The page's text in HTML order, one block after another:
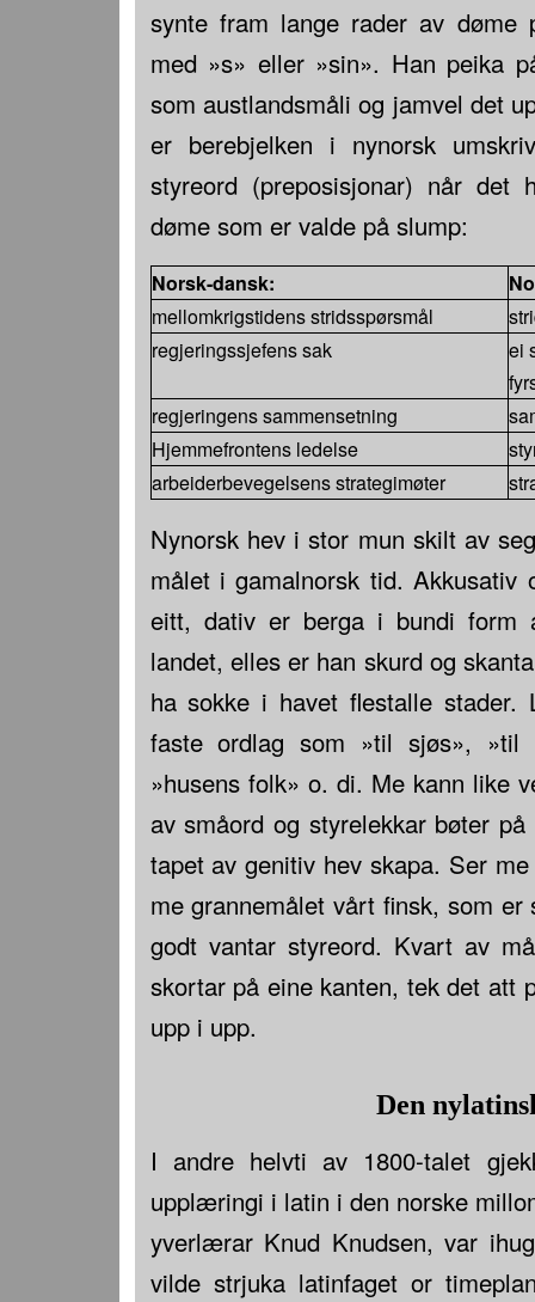
synte fram lange rader av døme
med »s» eller »sin». Han peika
som austlandsmåli og jamvel det
er berebjelken i nynorsk
styreord (preposisjonar) når
døme som er valde på slump:
Norsk-dansk:
mellomkrigstidens stridsspørsmål
regjeringssjefens sak
ei
regjeringens sammensetning
Hjemmefrontens ledelse
arbeiderbevegelsens strategimøter
Nynorsk hev i stor mun skilt av
målet i gamalnorsk tid.
eitt, dativ er berga i bundi form
landet, elles er han skurd og
ha sokke i havet flestalle
faste ordlag som »til sjøs», »til
»husens folk» o. di. Me kann like
av småord og styrelekkar bøter
tapet av genitiv hev skapa. Ser
me grannemålet vårt finsk, som
godt vantar styreord. Kvart av
skortar på eine kanten, tek det att
upp i upp.
Den
I andre helvti av 1800-talet
upplæringi i latin i den norske
yverlærar Knud Knudsen, var
vilde strjuka latinfaget or